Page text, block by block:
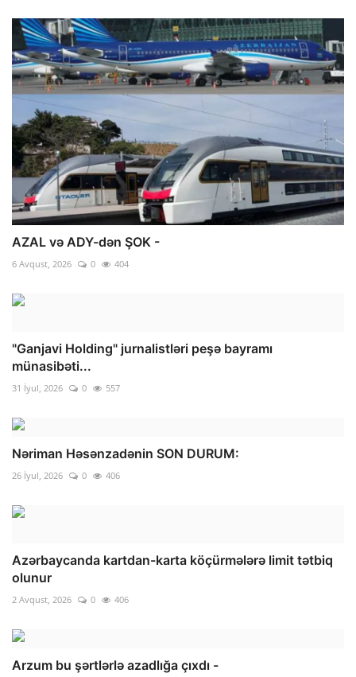
AZAL və ADY-dən ŞOK -
6 Avqust, 2026 0 404
"Ganjavi Holding" jurnalistləri peşə bayramı
münasibəti...
31 İyul, 2026 0 557
Nəriman Həsənzadənin SON DURUM:
26 İyul, 2026 0 406
Azərbaycanda kartdan-karta köçürmələrə limit tətbiq
olunur
2 Avqust, 2026 0 406
Arzum bu şərtlərlə azadlığa çıxdı -